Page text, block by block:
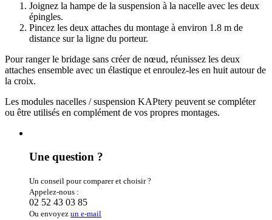
Joignez la hampe de la suspension à la nacelle avec les deux
épingles.
Pincez les deux attaches du montage à environ 1.8 m de
distance sur la ligne du porteur.
Pour ranger le bridage sans créer de nœud, réunissez les deux
attaches ensemble avec un élastique et enroulez-les en huit autour de
la croix.
Les modules nacelles / suspension KAPtery peuvent se compléter
ou être utilisés en complément de vos propres montages.
Une question ?
Un conseil pour comparer et choisir ?
Appelez-nous :
02 52 43 03 85
Ou envoyez un e-mail